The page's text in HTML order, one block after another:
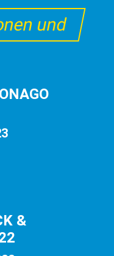
und
&